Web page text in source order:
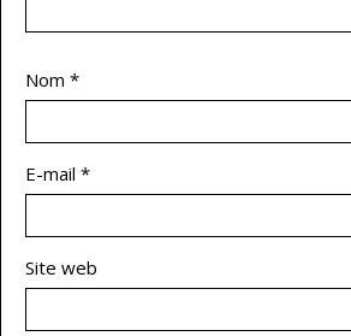
Nom *
E-mail *
Site web